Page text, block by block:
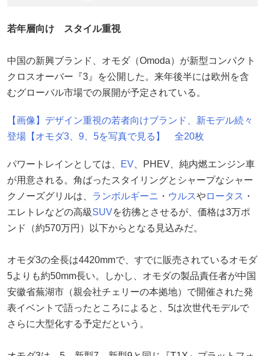
若年層向け スタイル重視
中国の新興ブランド、オモダ（Omoda）が新型コンパクト
クロスオーバー『3』を公開した。来年後半には欧州を含
むグローバル市場での展開が予定されている。
【画像】デザイン重視の若者向けブランド、新モデル続々
登場【オモダ3、9、5を写真で見る】 全20枚
パワートレインとしては、 EV 、PHEV、純内燃エンジン車
が用意される。角ばったスタイリングとシャープなシャー
クノーズグリルは、 ランボルギーニ ・ ウルスやロータス ・
エレトレなどの高級SUVを彷彿とさせるが、価格は3万ポ
ンド（約570万円）以下からとなる見込みだ。
オモダ3の全長は4420mmで、すでに販売されているオモダ
5よりも約50mm長い。しかし、オモダの製品責任者が中国
安徽省蕪湖市（親会社チェリーの本拠地）で開催された発
表イベントで語ったところによると、5は次世代モデルで
さらに大型化する予定だという。